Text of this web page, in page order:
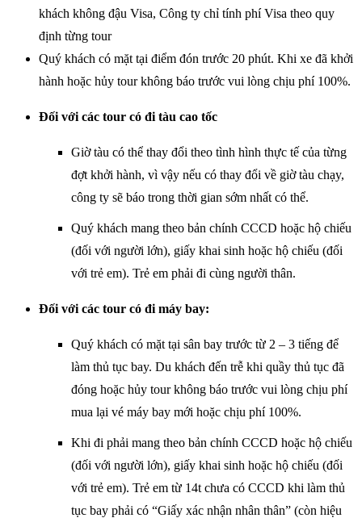
khách không đậu Visa, Công ty chỉ tính phí Visa theo quy
định từng tour
Quý khách có mặt tại điểm đón trước 20 phút. Khi xe đã khởi
hành hoặc hủy tour không báo trước vui lòng chịu phí 100%.
Đối với các tour có đi tàu cao tốc
Giờ tàu có thể thay đổi theo tình hình thực tế của từng
đợt khởi hành, vì vậy nếu có thay đổi về giờ tàu chạy,
công ty sẽ báo trong thời gian sớm nhất có thể.
Quý khách mang theo bản chính CCCD hoặc hộ chiếu
(đối với người lớn), giấy khai sinh hoặc hộ chiếu (đối
với trẻ em). Trẻ em phải đi cùng người thân.
Đối với các tour có đi máy bay:
Quý khách có mặt tại sân bay trước từ 2 – 3 tiếng để
làm thủ tục bay. Du khách đến trễ khi quầy thủ tục đã
đóng hoặc hủy tour không báo trước vui lòng chịu phí
mua lại vé máy bay mới hoặc chịu phí 100%.
Khi đi phải mang theo bản chính CCCD hoặc hộ chiếu
(đối với người lớn), giấy khai sinh hoặc hộ chiếu (đối
với trẻ em). Trẻ em từ 14t chưa có CCCD khi làm thủ
tục bay phải có “Giấy xác nhận nhân thân” (còn hiệu